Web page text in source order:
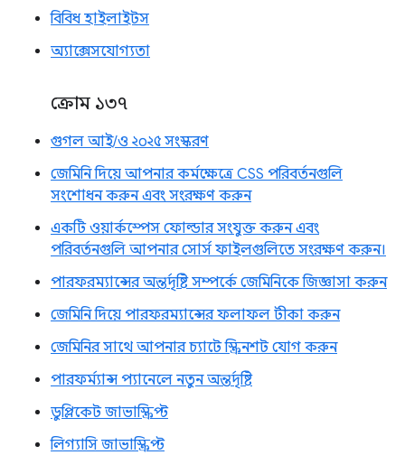
বিবিধ হাইলাইটস
অ্যাক্সেসযোগ্যতা
ক্রোম ১৩৭
গুগল আই/ও ২০২৫ সংস্করণ
জেমিনি দিয়ে আপনার কর্মক্ষেত্রে CSS পরিবর্তনগুলি
সংশোধন করুন এবং সংরক্ষণ করুন
একটি ওয়ার্কস্পেস ফোল্ডার সংযুক্ত করুন এবং
পরিবর্তনগুলি আপনার সোর্স ফাইলগুলিতে সংরক্ষণ করুন।
পারফরম্যান্সের অন্তর্দৃষ্টি সম্পর্কে জেমিনিকে জিজ্ঞাসা করুন
জেমিনি দিয়ে পারফরম্যান্সের ফলাফল টীকা করুন
জেমিনির সাথে আপনার চ্যাটে স্ক্রিনশট যোগ করুন
পারফর্ম্যান্স প্যানেলে নতুন অন্তর্দৃষ্টি
ডুপ্লিকেট জাভাস্ক্রিপ্ট
লিগ্যাসি জাভাস্ক্রিপ্ট